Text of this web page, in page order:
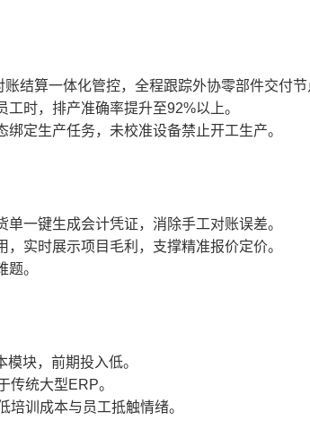
结算一体化管控，全程跟踪外协零部件交付节
时，排产准确率提升至92%以上。
定生产任务，未校准设备禁止开工生产。
一键生成会计凭证，消除手工对账误差。
实时展示项目毛利，支撑精准报价定价。
。
块，前期投入低。
传统大型ERP。
训成本与员工抵触情绪。